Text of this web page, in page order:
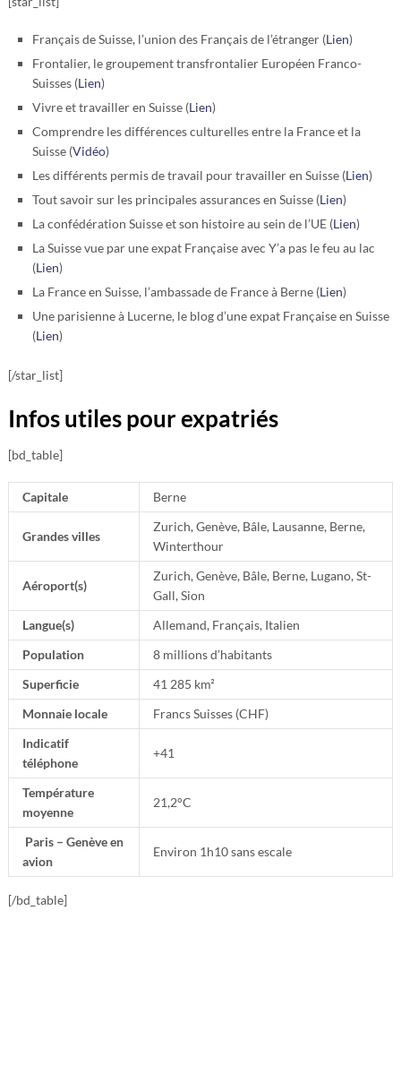
Français de Suisse, l’union des Français de l’étranger (Lien)
Frontalier, le groupement transfrontalier Européen Franco-
Suisses (Lien)
Vivre et travailler en Suisse (Lien)
Comprendre les différences culturelles entre la France et la
Suisse (Vidéo)
Les différents permis de travail pour travailler en Suisse (Lien)
Tout savoir sur les principales assurances en Suisse (Lien)
La confédération Suisse et son histoire au sein de l’UE (Lien)
La Suisse vue par une expat Française avec Y’a pas le feu au lac
(Lien)
La France en Suisse, l’ambassade de France à Berne (Lien)
Une parisienne à Lucerne, le blog d’une expat Française en Suisse
(Lien)
[/star_list]
Infos utiles pour expatriés
[bd_table]
Capitale Berne
Grandes villes
Zurich, Genève, Bâle, Lausanne, Berne,
Winterthour
Aéroport(s)
Zurich, Genève, Bâle, Berne, Lugano, St-
Gall, Sion
Langue(s)
Allemand, Français, Italien
Population
8 millions d’habitants
Superficie
41 285 km²
Monnaie locale
Francs Suisses (CHF)
Indicatif
téléphone
+41
Température
moyenne
21,2°C
Paris – Genève en
avion
Environ 1h10 sans escale
[/bd_table]